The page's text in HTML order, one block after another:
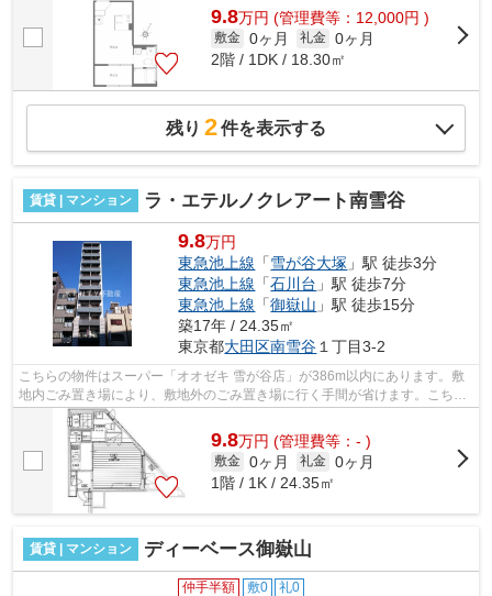
9.8万円 (管理費等：12,000円 )
敷金 0ヶ月 礼金 0ヶ月
2階 / 1DK / 18.30㎡
残り 2件を表示する
賃貸 | マンション ラ・エテルノクレアート南雪谷
9.8万円
東急池上線 「雪が谷大塚 」駅 徒歩3分
東急池上線 「石川台 」駅 徒歩7分
東急池上線 「御嶽山 」駅 徒歩15分
築17年 / 24.35㎡
東京都大田区南雪谷 １丁目3-2
こちらの物件はスーパー「オオゼキ 雪が谷店」が386m以内にあります。敷
地内ごみ置き場により、敷地外のごみ置き場に行く手間が省けます。こちら
は初期費用をカードでお支払いいただけ...
9.8万円 (管理費等：- )
敷金 0ヶ月 礼金 0ヶ月
1階 / 1K / 24.35㎡
賃貸 | マンション ディーベース御嶽山
仲手半額 敷0 礼0